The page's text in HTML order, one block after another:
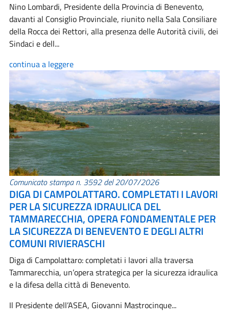
Nino Lombardi, Presidente della Provincia di Benevento,
davanti al Consiglio Provinciale, riunito nella Sala Consiliare
della Rocca dei Rettori, alla presenza delle Autorità civili, dei
Sindaci e dell...
continua a leggere
Comunicato stampa n. 3592 del 20/07/2026
DIGA DI CAMPOLATTARO. COMPLETATI I LAVORI
PER LA SICUREZZA IDRAULICA DEL
TAMMARECCHIA, OPERA FONDAMENTALE PER
LA SICUREZZA DI BENEVENTO E DEGLI ALTRI
COMUNI RIVIERASCHI
Diga di Campolattaro: completati i lavori alla traversa
Tammarecchia, un’opera strategica per la sicurezza idraulica
e la difesa della città di Benevento.
Il Presidente dell’ASEA, Giovanni Mastrocinque...